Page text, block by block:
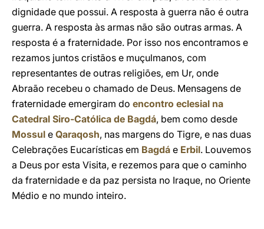
dignidade que possui. A resposta à guerra não é outra
guerra. A resposta às armas não são outras armas. A
resposta é a fraternidade. Por isso nos encontramos e
rezamos juntos cristãos e muçulmanos, com
representantes de outras religiões, em Ur, onde
Abraão recebeu o chamado de Deus. Mensagens de
fraternidade emergiram do encontro eclesial na
Catedral Siro-Católica de Bagdá, bem como desde
Mossul e Qaraqosh, nas margens do Tigre, e nas duas
Celebrações Eucarísticas em Bagdá e Erbil. Louvemos
a Deus por esta Visita, e rezemos para que o caminho
da fraternidade e da paz persista no Iraque, no Oriente
Médio e no mundo inteiro.